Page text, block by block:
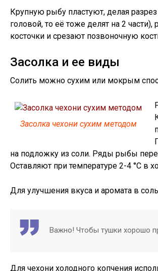
Крупную рыбу пластуют, делая
головой, то её тоже делят на 2
косточки и срезают позвоночную
Засолка и ее виды
Солить можно сухим или мокрым
Засолка чехони сухим методом
на подложку из соли. Ряды рыбы
Оставляют при температуре 2-4 °С в
Для улучшения вкуса и аромата в
Важно! Чтобы тушки хорошо
Для чехони холодного копчения